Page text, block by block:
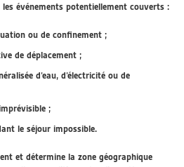
événements potentiellement couverts :
ou de confinement ;
de déplacement ;
d’eau, d’électricité ou de
;
le séjour impossible.
et détermine la zone géographique